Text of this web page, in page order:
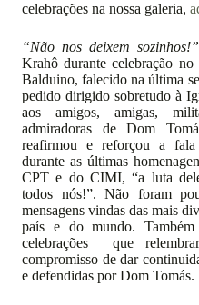
celebrações na nossa galeria,
“Não nos deixem sozinhos!”
Krahô durante celebração
Balduino, falecido na última
pedido dirigido sobretudo à
aos amigos, amigas,
admiradoras de Dom
reafirmou e reforçou a fala
durante as últimas
CPT e do CIMI, “a luta
todos nós!”. Não foram
mensagens vindas das mais
país e do mundo.
celebrações que
compromisso de dar
e defendidas por Dom Tomás.